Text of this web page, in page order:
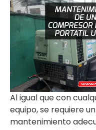
Al igual que con
equipo, se requiere
mantenimiento